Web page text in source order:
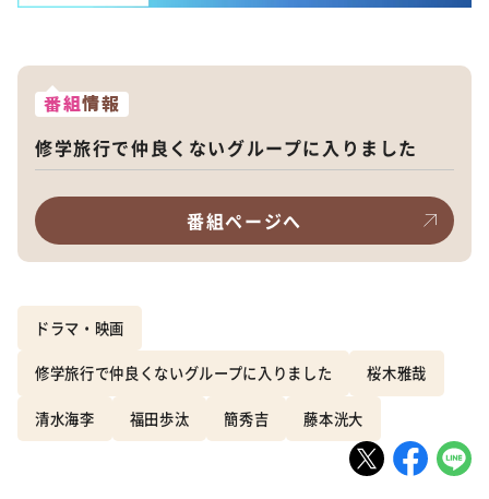
番組情報
修学旅行で仲良くないグループに入りました
番組ページへ
ドラマ・映画
修学旅行で仲良くないグループに入りました 桜木雅哉
清水海李 福田歩汰 簡秀吉 藤本洸大